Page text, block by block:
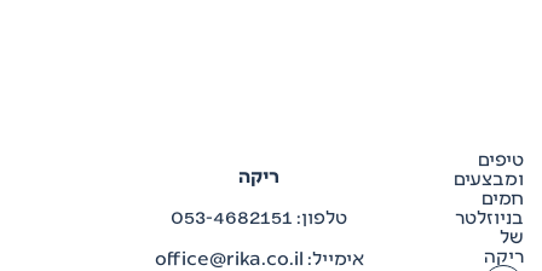
ריקה
טלפון: 053-4682151
אימייל: office@rika.co.il
טיפים
ומבצעים
חמים
בניוזלטר
של
ריקה